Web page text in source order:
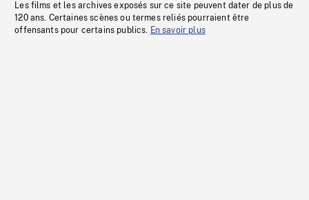
Les films et les archives exposés sur ce site peuvent dater de plus de
120 ans. Certaines scènes ou termes reliés pourraient être
offensants pour certains publics. En savoir plus